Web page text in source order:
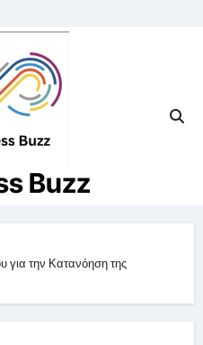
Buzz
για την Κατανόηση της